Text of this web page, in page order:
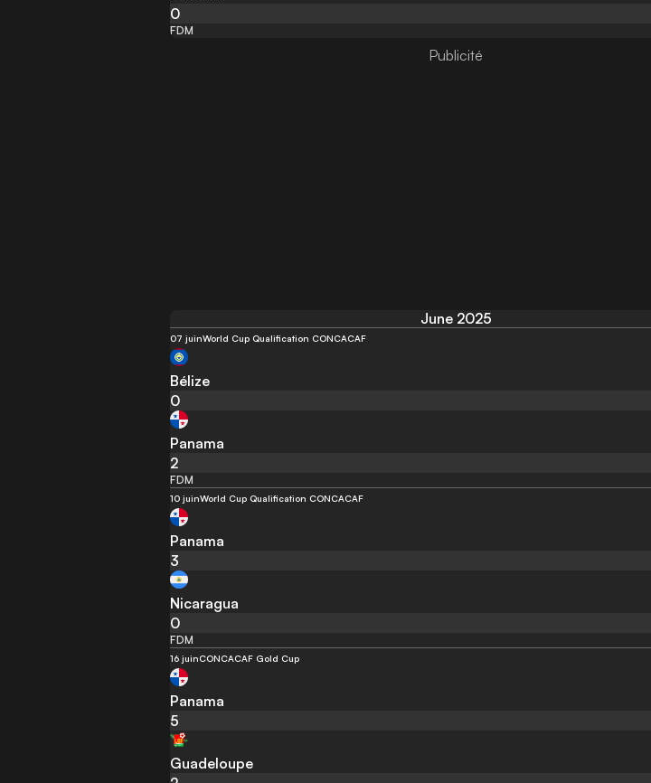
0
FDM
June 2025
07 juinWorld Cup Qualification CONCACAF
Bélize
0
Panama
2
FDM
10 juinWorld Cup Qualification CONCACAF
Panama
3
Nicaragua
0
FDM
16 juinCONCACAF Gold Cup
Panama
5
Guadeloupe